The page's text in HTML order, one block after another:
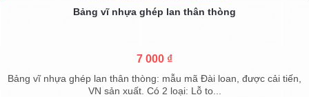
Bảng vĩ nhựa ghép lan thân thòng
7 000 ₫
Bảng vĩ nhựa ghép lan thân thòng: mẫu mã Đài loan, được cải tiến,
VN sản xuất. Có 2 loại: Lỗ to...